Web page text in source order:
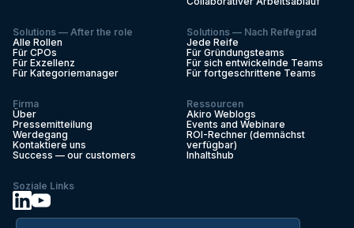
Solutions — After the role
Alle Rollen
Für CPOs
Für Exzellenz
Für Kategoriemanager
Solutions — Nach Reifegrad
Jede Reife
Für Gründungsteams
Für sich entwickelnde Teams
Für fortgeschrittene Teams
Firma
Über
Pressemitteilung
Werdegang
Kontaktiere uns
Success — our customers
Ressourcen
Akiro Weblogs
Events and Webinare
ROI-Rechner (demnächst
verfügbar)
Inhaltshub
Soziale Links